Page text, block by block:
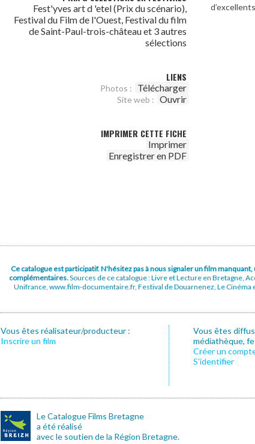
Fest'yves art d 'etel (Prix du scénario),
Festival du Film de l'Ouest, Festival du film
de Saint-Paul-trois-château et 3 autres
sélections
LIENS
Photos : Télécharger
Site web : Ouvrir
IMPRIMER CETTE FICHE
Imprimer
Enregistrer en PDF
Ce catalogue est participatif. N'hésitez pas à nous signaler un film
complémentaires.Sources de ce catalogue : Livre et Lecture en Bretagne,
Unifrance, www.film-documentaire.fr, Festival de Douarnenez, Le
Vous êtes réalisateur/producteur :
Inscrire un film
Vous êtes
médiathèque,
Créer un
S’identifier
Le Catalogue Films Bretagne
a été réalisé
avec le soutien de la Région Bretagne.